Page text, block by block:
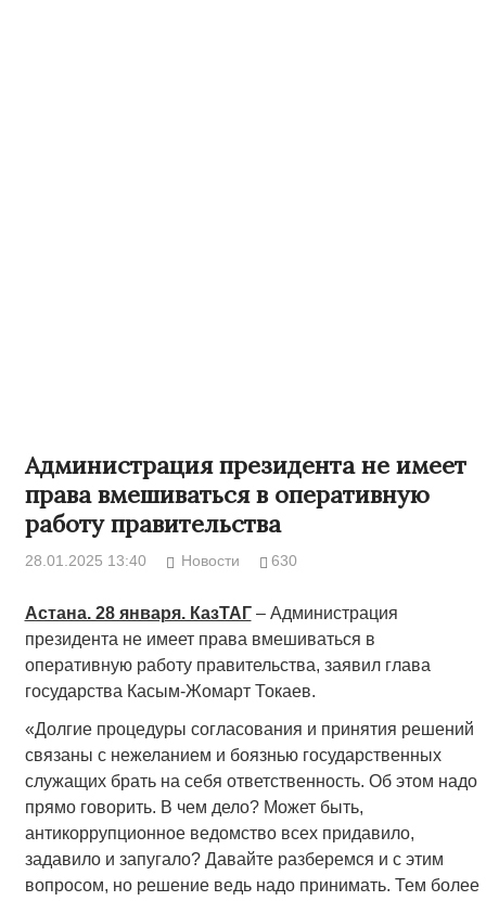
Администрация президента не имеет
права вмешиваться в оперативную
работу правительства
28.01.2025 13:40 Новости 630
Астана. 28 января. КазТАГ– Администрация
президента не имеет права вмешиваться в
оперативную работу правительства, заявил глава
государства Касым-Жомарт Токаев.
«Долгие процедуры согласования и принятия решений
связаны с нежеланием и боязнью государственных
служащих брать на себя ответственность. Об этом надо
прямо говорить. В чем дело? Может быть,
антикоррупционное ведомство всех придавило,
задавило и запугало? Давайте разберемся и с этим
вопросом, но решение ведь надо принимать. Тем более